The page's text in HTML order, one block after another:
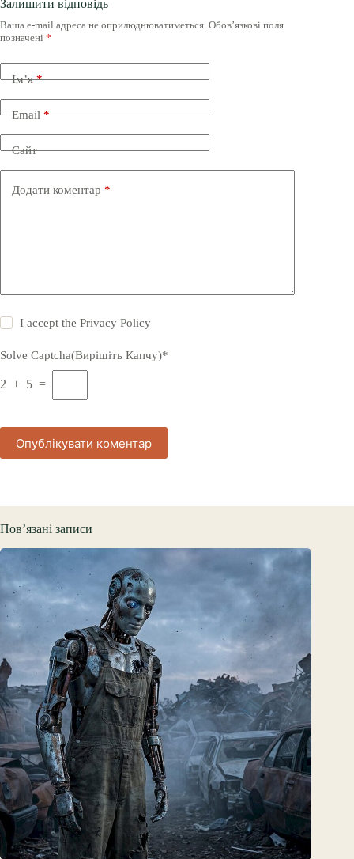
Залишити відповідь
Ваша e-mail адреса не оприлюднюватиметься. Обов’язкові поля
позначені *
Ім’я*
Email*
Сайт
Додати коментар *
I accept thePrivacy Policy
Solve Captcha(Вирішіть Капчу)*
2 + 5 =
Опублікувати коментар
Пов’язані записи